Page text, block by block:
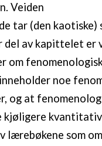
Veiden
tar (den
del av kapittelet er
om
noe
og at
kjøligere
lærebøkene som